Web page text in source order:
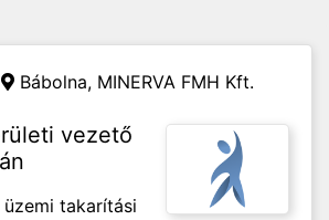
Bábolna, MINERVA FMH Kft.
vezető
takarítási